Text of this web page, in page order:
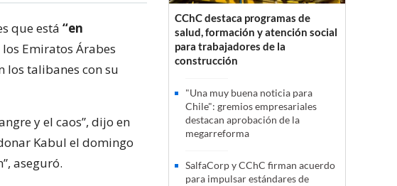
que está “en
Emiratos Árabes
los talibanes con su
y el caos”, dijo en
Kabul el domingo
aseguró.
CChC destaca programas de
salud, formación y atención social
para trabajadores de la
construcción
"Una muy buena noticia para
Chile": gremios empresariales
destacan aprobación de la
megarreforma
SalfaCorp y CChC firman acuerdo
para impulsar estándares de